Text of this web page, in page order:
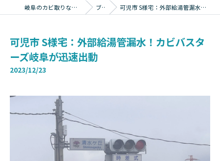
岐阜のカビ取りならカビバスターズ岐阜 ブログ 可児市 S様宅：外部給湯管漏水！カビバスターズ岐阜が迅速出動
可児市 S様宅：外部給湯管漏水！カビバスタ
ーズ岐阜が迅速出動
2023/12/23